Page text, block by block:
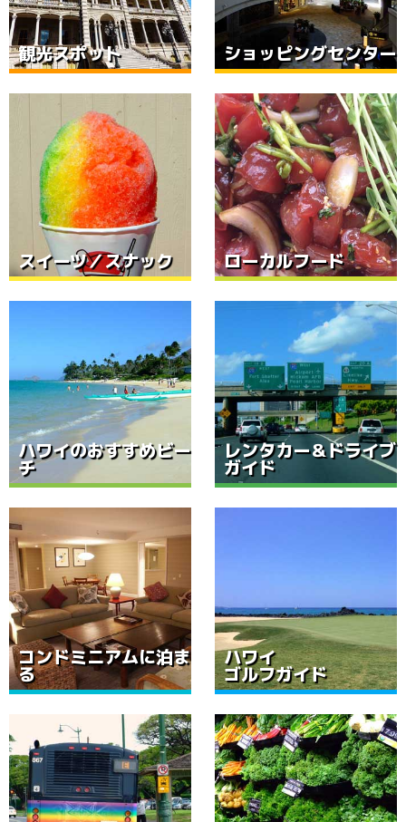
観光スポット ショッピングセンター
スイーツ／スナック ローカルフード
ハワイのおすすめビー
チ
レンタカー＆ドライブ
ガイド
コンドミニアムに泊ま
る
ハワイ
ゴルフガイド